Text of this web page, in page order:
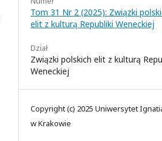
Tom 31 Nr 2 (2025): Związki
elit z kulturą Republiki Weneckiej
Dział
Związki polskich elit z kulturą
Weneckiej
Copyright (c) 2025 Uniwersytet
w Krakowie